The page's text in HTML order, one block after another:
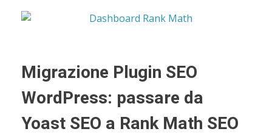
Migrazione Plugin SEO
WordPress: passare da
Yoast SEO a Rank Math SEO